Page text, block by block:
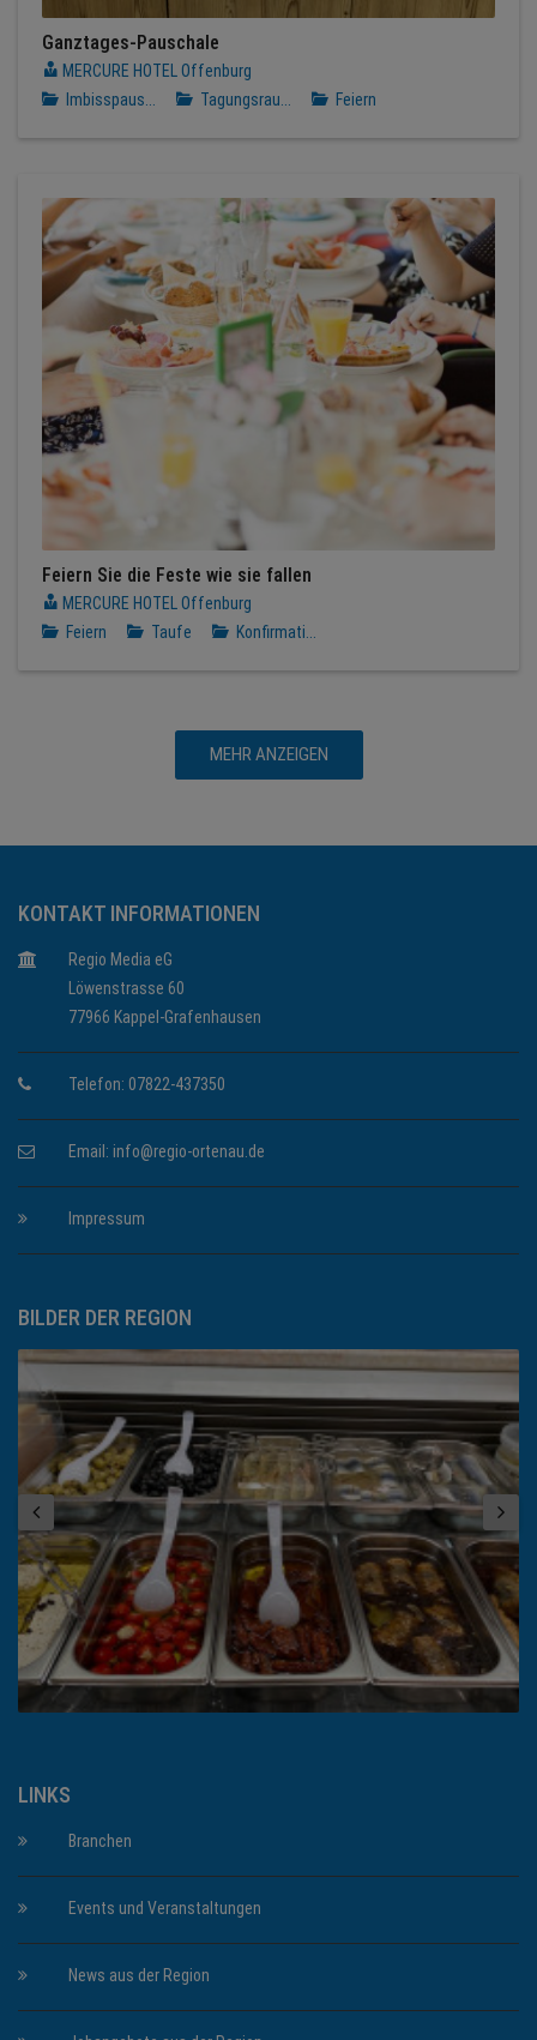
Ganztages-Pauschale
MERCURE HOTEL Offenburg
Imbisspaus...
Tagungsrau... Feiern
Feiern Sie die Feste wie sie fallen
MERCURE HOTEL Offenburg
Feiern
Taufe Konfirmati...
MEHR ANZEIGEN
KONTAKT INFORMATIONEN
Regio Media eG
Löwenstrasse 60
77966 Kappel-Grafenhausen
Telefon: 07822-437350
Email: info@regio-ortenau.de
Impressum
BILDER DER REGION
LINKS
Branchen
Events und Veranstaltungen
News aus der Region